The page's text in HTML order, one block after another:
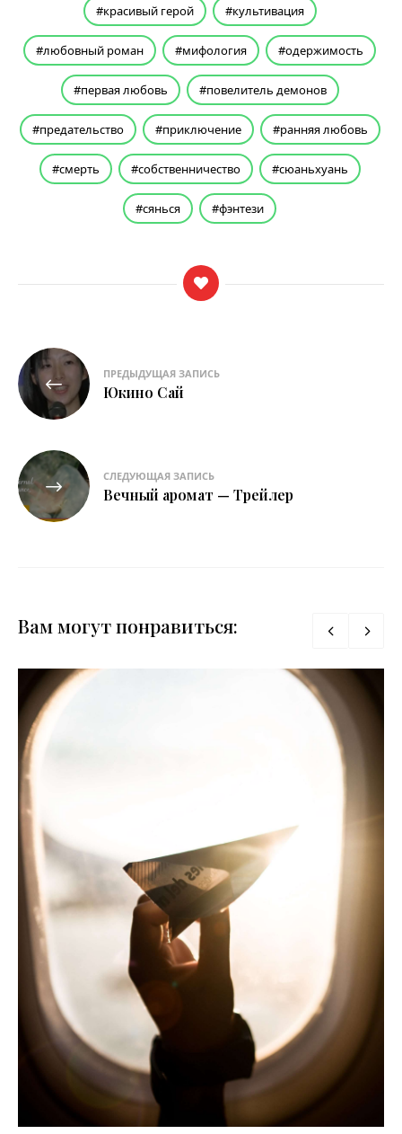
красивый герой культивация
любовный роман мифология одержимость
первая любовь повелитель демонов
предательство приключение ранняя любовь
смерть собственничество сюаньхуань
сянься фэнтези
Навигация
по
записям
ПРЕДЫДУЩАЯ ЗАПИСЬ
Юкино Сай
СЛЕДУЮЩАЯ ЗАПИСЬ
Вечный аромат — Трейлер
Вам могут понравиться: